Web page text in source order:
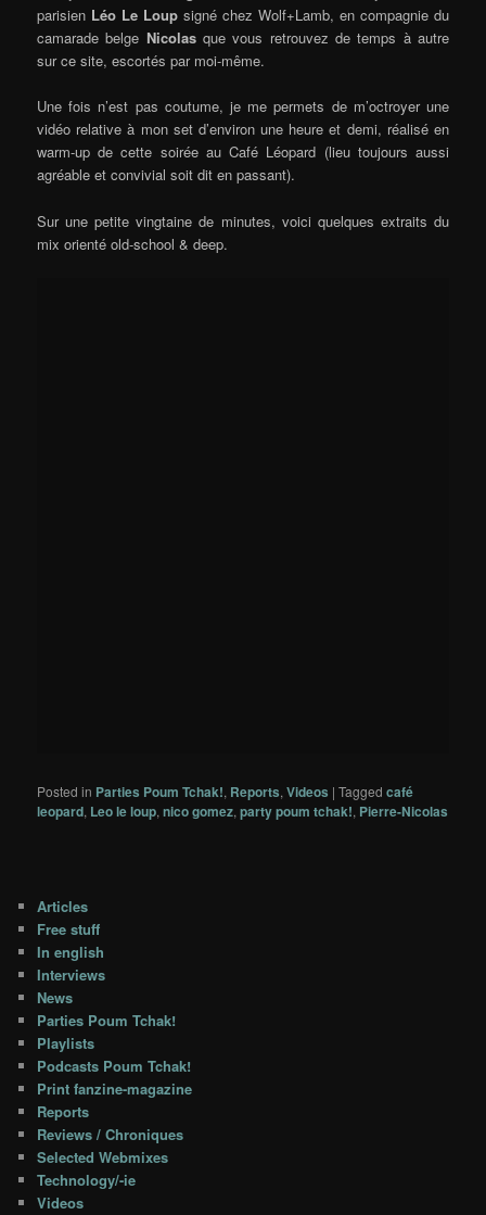
parisien Léo Le Loupsigné chez Wolf+Lamb, en compagnie du
camarade belge Nicolasque vous retrouvez de temps à autre
sur ce site, escortés par moi-même.
Une fois n’est pas coutume, je me permets de m’octroyer une
vidéo relative à mon set d’environ une heure et demi, réalisé en
warm-up de cette soirée au Café Léopard (lieu toujours aussi
agréable et convivial soit dit en passant).
Sur une petite vingtaine de minutes, voici quelques extraits du
mix orienté old-school & deep.
Posted in Parties Poum Tchak!, Reports,Videos |Tagged café
leopard, Leo le loup,nico gomez,party poum tchak!, Pierre-Nicolas
Articles
Free stuff
In english
Interviews
News
Parties Poum Tchak!
Playlists
Podcasts Poum Tchak!
Print fanzine-magazine
Reports
Reviews / Chroniques
Selected Webmixes
Technology/-ie
Videos